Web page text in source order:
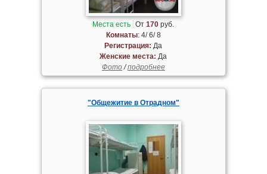
Места есть От170 руб.
Комнаты: 4/ 6/ 8
Регистрация: Да
Женские места: Да
Фото/подробнее
"Общежитие в Отрадном"